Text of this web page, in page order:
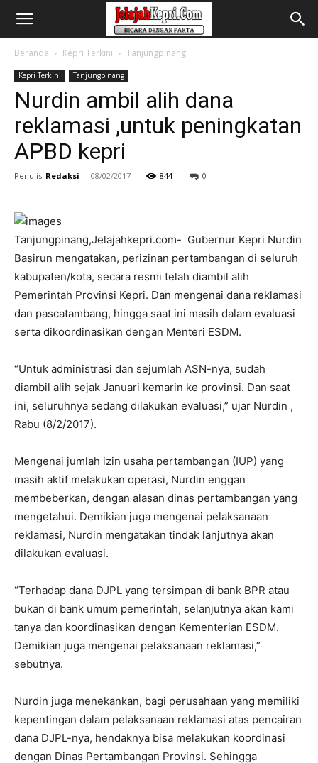
Beranda Kepri Terkini Tanjungpinang
Kepri Terkini Tanjungpinang
Nurdin ambil alih dana
reklamasi ,untuk peningkatan
APBD kepri
Penulis Redaksi - 08/02/2017 844 0
Tanjungpinang,Jelajahkepri.com- Gubernur Kepri Nurdin
Basirun mengatakan, perizinan pertambangan di seluruh
kabupaten/kota, secara resmi telah diambil alih
Pemerintah Provinsi Kepri. Dan mengenai dana reklamasi
dan pascatambang, hingga saat ini masih dalam evaluasi
serta dikoordinasikan dengan Menteri ESDM.
“Untuk ‎administrasi dan sejumlah ASN-nya, sudah
diambil alih sejak Januari kemarin ke provinsi. Dan saat
ini, seluruhnya sedang dilakukan evaluasi,” ujar Nurdin ,
Rabu (8/2/2017).
Mengenai jumlah izin usaha pertambangan (IUP) yang
masih aktif melakukan operasi, Nurdin enggan
membeberkan, dengan alasan dinas pertambangan yang
mengetahui. Demikian juga mengenai pelaksanaan
reklamasi, Nurdin mengatakan tindak lanjutnya akan
dilakukan evaluasi.
“Terhadap dana DJPL yang tersimpan di bank BPR atau
bukan di bank umum pemerintah, selanjutnya akan kami
tanya dan koordinasikan dengan Kementerian ESDM.
Demikian juga mengenai pelaksanaan reklamasi,”
sebutnya.
Nurdin juga menekankan, bagi perusahaan yang memiliki
kepentingan dalam pelaksanaan reklamasi atas pencairan
dana DJPL-nya, hendaknya bisa melakukan koordinasi
dengan Dinas Pertambangan Provinsi. Sehingga